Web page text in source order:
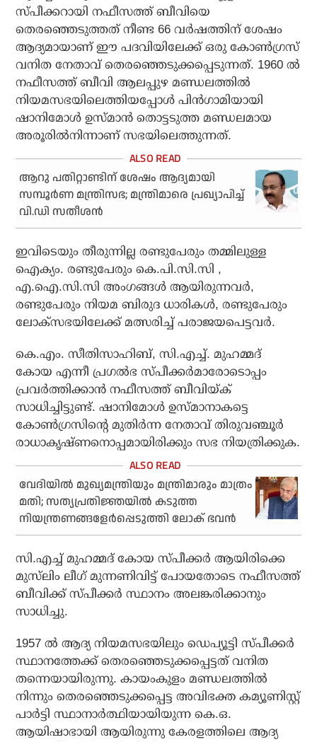
സ്‌പീക്കറായി നഫീസത്ത് ബീവിയെ
തെരഞ്ഞെടുത്തത് നീണ്ട 66 വർഷത്തിന് ശേഷം
ആദ്യമായാണ് ഈ പദവിയിലേക്ക് ഒരു കോൺഗ്രസ്
വനിത നേതാവ് തെരഞ്ഞെടുക്കപ്പെടുന്നത്. 1960 ൽ
നഫീസത്ത് ബീവി ആലപ്പുഴ മണ്ഡലത്തിൽ
നിയമസഭയിലെത്തിയപ്പോൾ പിൻഗാമിയായി
ഷാനിമോൾ ഉസ്മാൻ തൊട്ടടുത്ത മണ്ഡലമായ
അരൂരിൽനിന്നാണ് സഭയിലെത്തുന്നത്.
ആറു പതിറ്റാണ്ടിന് ശേഷം ആദ്യമായി
സമ്പൂർണ മന്ത്രിസഭ; മന്ത്രിമാരെ പ്രഖ്യാപിച്ച്
വി.ഡി സതീശൻ
ഇവിടെയും തീരുന്നില്ല രണ്ടുപേരും തമ്മിലുള്ള
ഐക്യം. രണ്ടുപേരും കെ.പി.സി.സി ,
എ.ഐ.സി.സി അംഗങ്ങൾ ആയിരുന്നവർ,
രണ്ടുപേരും നിയമ ബിരുദ ധാരികൾ, രണ്ടുപേരും
ലോക്സഭയിലേക്ക് മത്സരിച്ച് പരാജയപെട്ടവർ.
കെ.എം. സീതിസാഹിബ്, സി.എച്ച്. മുഹമ്മദ്
കോയ എന്നീ പ്രഗൽഭ സ്പീക്കർമാരോടൊപ്പം
പ്രവർത്തിക്കാൻ നഫീസത്ത് ബീവിയ്ക്
സാധിച്ചിട്ടുണ്ട്. ഷാനിമോൾ ഉസ്മാനാകട്ടെ
കോൺഗ്രസിന്റെ മുതിർന്ന നേതാവ് തിരുവഞ്ചൂർ
രാധാകൃഷ്ണനൊപ്പമായിരിക്കും സഭ നിയത്രിക്കുക.
വേദിയിൽ മുഖ്യമന്ത്രിയും മന്ത്രിമാരും മാത്രം
മതി; സത്യപ്രതിജ്ഞയിൽ കടുത്ത
നിയന്ത്രണങ്ങളേർപ്പെടുത്തി ലോക് ഭവൻ
സി.എച്ച് മുഹമ്മദ് കോയ സ്പീക്കർ ആയിരിക്കെ
മുസ്‌ലിം ലീഗ് മുന്നണിവിട്ട് പോയതോടെ നഫീസത്ത്
ബീവിക്ക് സ്‌പീക്കർ സ്ഥാനം അലങ്കരിക്കാനും
സാധിച്ചു.
1957 ൽ ആദ്യ നിയമസഭയിലും ഡെപ്യൂട്ടി സ്പീക്കർ
സ്ഥാനത്തേക്ക് തെരഞ്ഞെടുക്കപ്പെട്ടത് വനിത
തന്നെയായിരുന്നു. കായംകുളം മണ്ഡലത്തിൽ
നിന്നും തെരഞ്ഞെടുക്കപ്പെട്ട അവിഭക്ത കമ്യൂണിസ്റ്റ്
പാർട്ടി സ്ഥാനാർത്ഥിയായിയുന്ന കെ.ഒ.
ആയിഷാഭായി ആയിരുന്നു കേരളത്തിലെ ആദ്യ